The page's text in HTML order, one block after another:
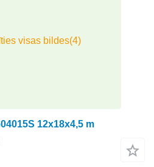
12x18x4,5 m